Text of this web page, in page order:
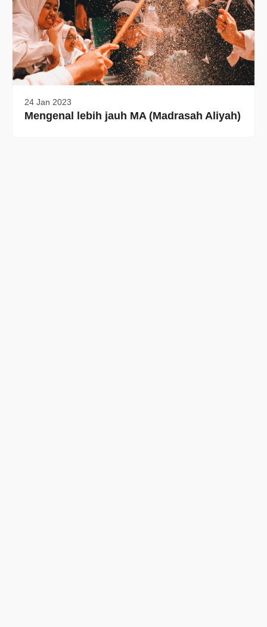
24 Jan 2023
Mengenal lebih jauh MA (Madrasah Aliyah)